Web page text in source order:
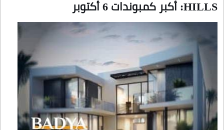
HILLS: أكبر كمبوندات 6 أكتوبر